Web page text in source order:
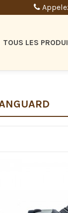
TOUS LES